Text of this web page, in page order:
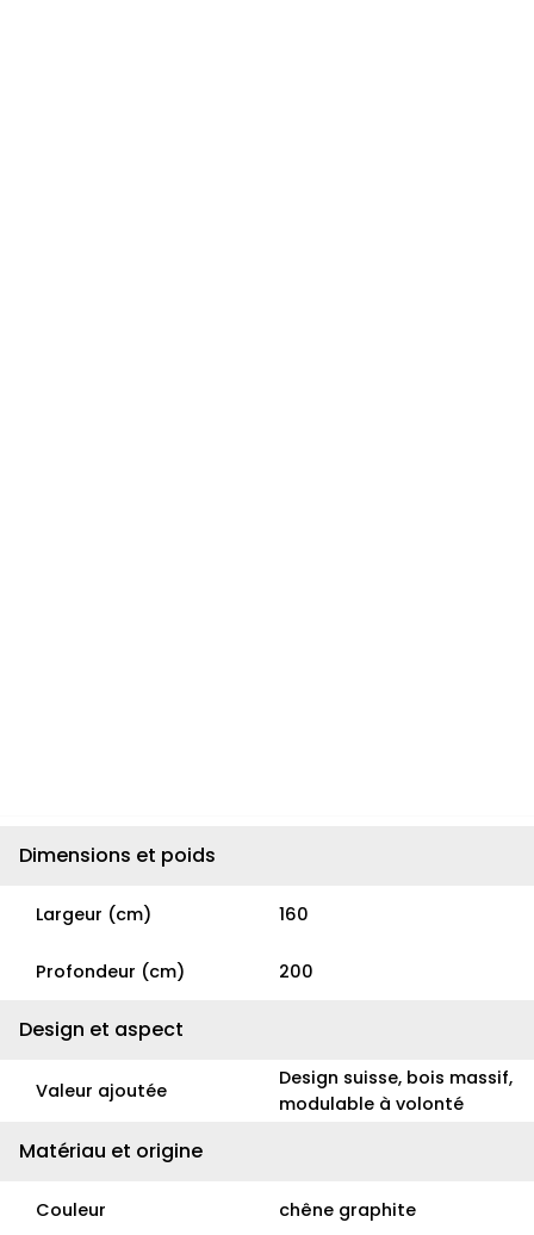
Dimensions et poids
Largeur (cm) 160
Profondeur (cm) 200
Design et aspect
Valeur ajoutée
Design suisse, bois massif,
modulable à volonté
Matériau et origine
Couleur chêne graphite